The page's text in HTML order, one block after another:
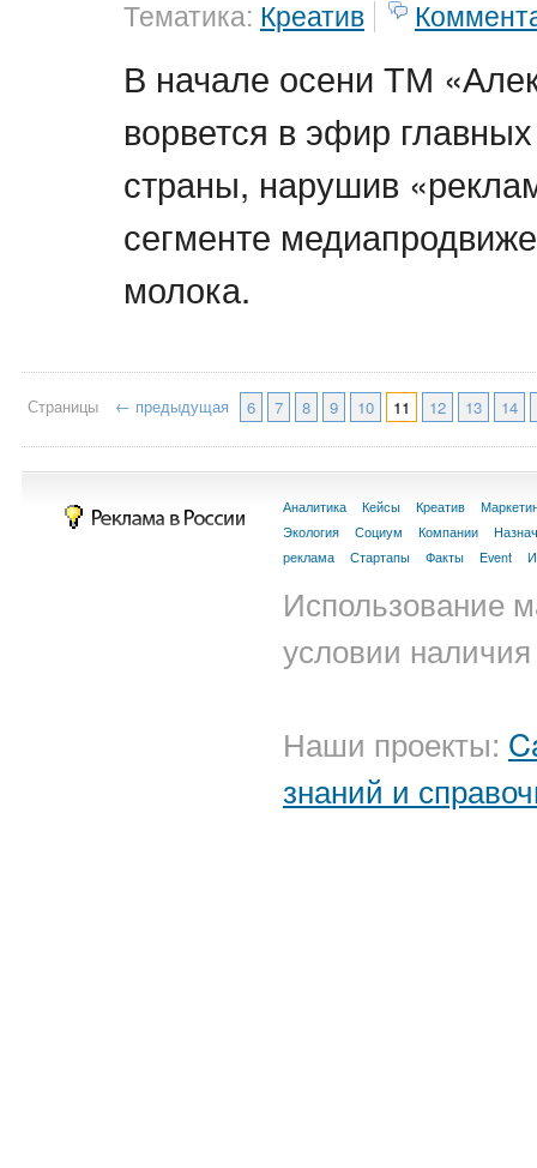
Тематика: Креатив
В начале осени ТМ
ворвется в эфир
страны, нарушив
сегменте
молока.
Страницы ← предыдущая 6 7 8 9 10 11 12 13 14
Аналитика Кейсы Креатив
Экология
Социум Компании
реклама
Стартапы Факты Event
Использование
условии
Наши проекты:
знаний и